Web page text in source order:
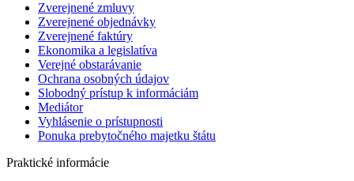
Zverejnené zmluvy
Zverejnené objednávky
Zverejnené faktúry
Ekonomika a legislatíva
Verejné obstarávanie
Ochrana osobných údajov
Slobodný prístup k informáciám
Mediátor
Vyhlásenie o prístupnosti
Ponuka prebytočného majetku štátu
Praktické informácie